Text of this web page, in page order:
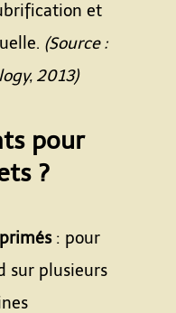
et
(Source :
2013)
pour
?
: pour
sur plusieurs